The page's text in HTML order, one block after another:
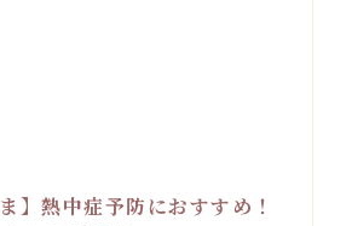
】熱中症予防におすすめ！